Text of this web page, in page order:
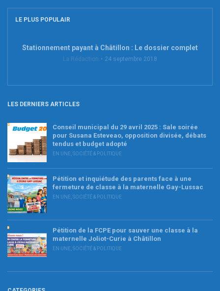
LE PLUS POPULAIR
Stationnement payant à Châtillon : Le dossier complet
La Rédaction 24 septembre 2018
LES DERNIERS ARTICLES
Conseil municipal du 29 avril 2025 : Sale soirée
pour Susana Esteveao, opposition divisée, débats
tendus et budget adopté
EN UNE SOCIÉTÉ & POLITIQUE
Pétition et inquiétude des parents face à une
fermeture de classe à la maternelle Gay-Lussac
EN UNE SOCIÉTÉ & POLITIQUE
Pétition de la FCPE pour sauver une classe à la
maternelle Joliot-Curie à Châtillon
EN UNE SOCIÉTÉ & POLITIQUE